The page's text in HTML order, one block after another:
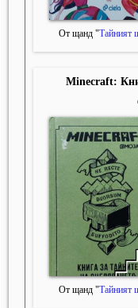
От щанд "Тайният
Minecraft:
От щанд "Тайният